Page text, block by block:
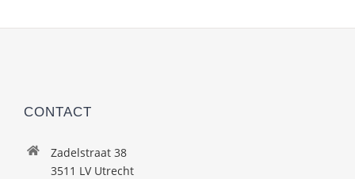
CONTACT
Zadelstraat 38
3511 LV Utrecht